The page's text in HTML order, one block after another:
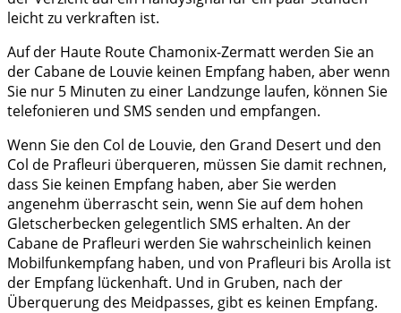
leicht zu verkraften ist.
Auf der Haute Route Chamonix-Zermatt werden Sie an
der Cabane de Louvie keinen Empfang haben, aber wenn
Sie nur 5 Minuten zu einer Landzunge laufen, können Sie
telefonieren und SMS senden und empfangen.
Wenn Sie den Col de Louvie, den Grand Desert und den
Col de Prafleuri überqueren, müssen Sie damit rechnen,
dass Sie keinen Empfang haben, aber Sie werden
angenehm überrascht sein, wenn Sie auf dem hohen
Gletscherbecken gelegentlich SMS erhalten. An der
Cabane de Prafleuri werden Sie wahrscheinlich keinen
Mobilfunkempfang haben, und von Prafleuri bis Arolla ist
der Empfang lückenhaft. Und in Gruben, nach der
Überquerung des Meidpasses, gibt es keinen Empfang.